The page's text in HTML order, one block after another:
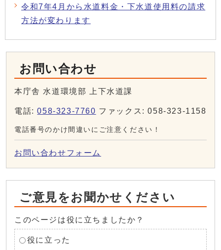
令和7年4月から水道料金・下水道使用料の請求
方法が変わります
お問い合わせ
本庁舎 水道環境部 上下水道課
電話:058-323-7760 ファックス: 058-323-1158
電話番号のかけ間違いにご注意ください！
お問い合わせフォーム
ご意見をお聞かせください
このページは役に立ちましたか？
役に立った